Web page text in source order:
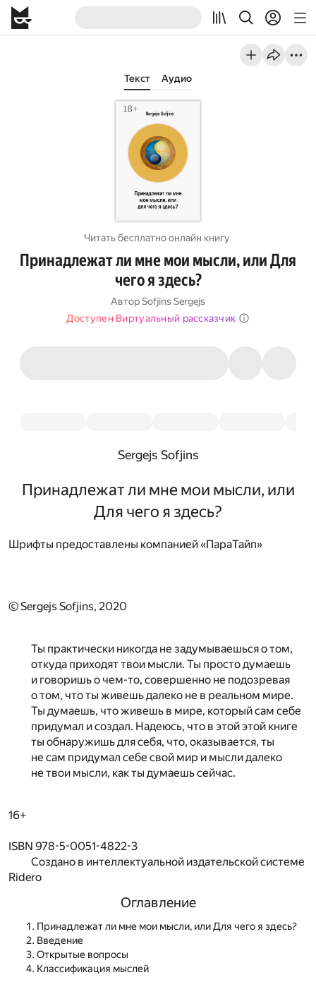
Текст Аудио
Читать бесплатно онлайн книгу
Принадлежат ли мне мои мысли, или Для
чего я здесь?
АвторSofjins Sergejs
Доступен Виртуальный рассказчик
Sergejs Sofjins
Принадлежат ли мне мои мысли, или
Для чего я здесь?
Шрифты предоставлены компанией «ПараТайп»
© Sergejs Sofjins, 2020
Ты практически никогда не задумываешься о том,
откуда приходят твои мысли. Ты просто думаешь
и говоришь о чем-то, совершенно не подозревая
о том, что ты живешь далеко не в реальном мире.
Ты думаешь, что живешь в мире, который сам себе
придумал и создал. Надеюсь, что в этой этой книге
ты обнаружишь для себя, что, оказывается, ты
не сам придумал себе свой мир и мысли далеко
не твои мысли, как ты думаешь сейчас.
16+
ISBN 978-5-0051-4822-3
Создано в интеллектуальной издательской системе
Ridero
Оглавление
Принадлежат ли мне мои мысли, или Для чего я здесь?
Введение
Открытые вопросы
Классификация мыслей